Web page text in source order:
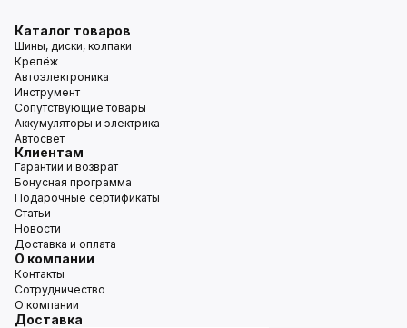
Каталог товаров
Шины, диски, колпаки
Крепёж
Автоэлектроника
Инструмент
Сопутствующие товары
Аккумуляторы и электрика
Автосвет
Клиентам
Гарантии и возврат
Бонусная программа
Подарочные сертификаты
Статьи
Новости
Доставка и оплата
О компании
Контакты
Сотрудничество
О компании
Доставка